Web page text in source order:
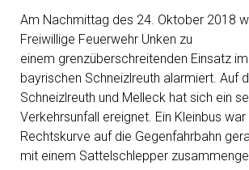
Am Nachmittag des 24. Oktober 2018
Freiwillige Feuerwehr Unken zu
einem grenzüberschreitenden Einsatz im
bayrischen Schneizlreuth alarmiert. Auf
Schneizlreuth und Melleck hat sich ein
Verkehrsunfall ereignet. Ein Kleinbus
Rechtskurve auf die Gegenfahrbahn
mit einem Sattelschlepper